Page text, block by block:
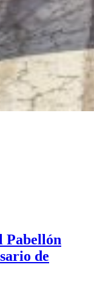
Pabellón
de